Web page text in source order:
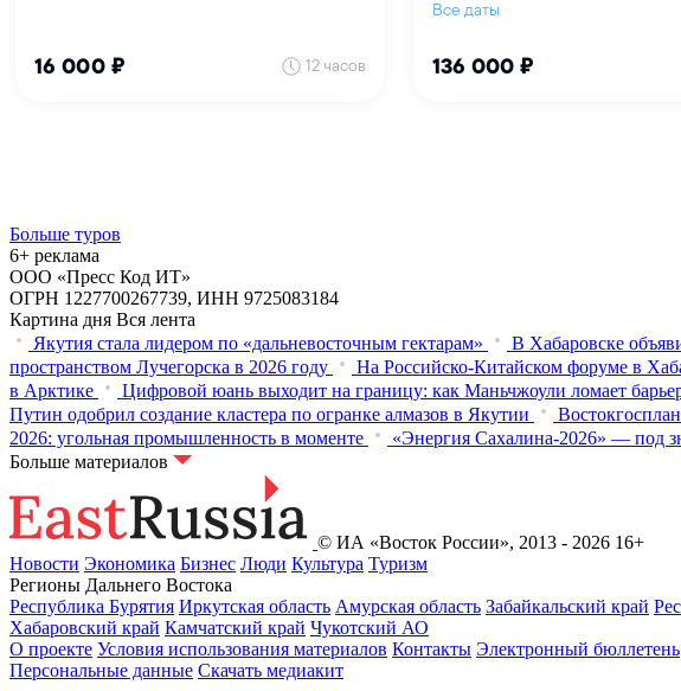
Больше туров
6+ реклама
ООО «Пресс Код ИТ»
ОГРН 1227700267739, ИНН 9725083184
Картина дня Вся лента
Якутия стала лидером по «дальневосточным гектарам»
В Хабаровске
пространством Лучегорска в 2026 году
На Российско-Китайском форуме в
в Арктике
Цифровой юань выходит на границу: как Маньчжоули ломает
Путин одобрил создание кластера по огранке алмазов в Якутии
2026: угольная промышленность в моменте
«Энергия Сахалина-2026» — под
Больше материалов
© ИА «Восток России», 2013 - 2026 16+
Новости Экономика Бизнес Люди Культура Туризм
Регионы Дальнего Востока
Республика Бурятия Иркутская область Амурская область Забайкальский край
Хабаровский край Камчатский край Чукотский АО
О проекте Условия использования материалов Контакты Электронный бюллетень
Персональные данные Скачать медиакит